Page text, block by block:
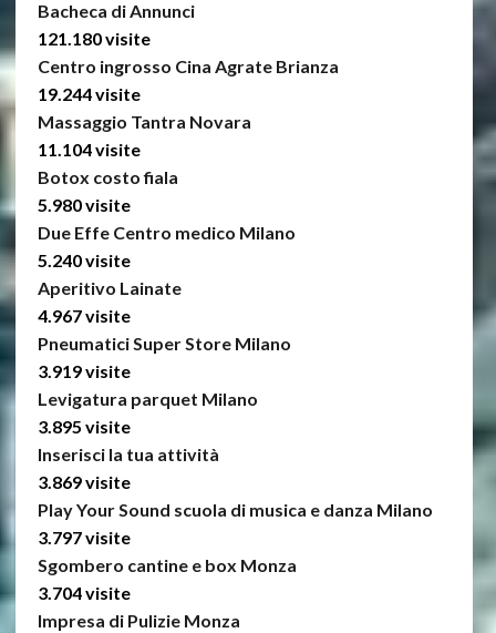
Bacheca di Annunci
121.180 visite
Centro ingrosso Cina Agrate Brianza
19.244 visite
Massaggio Tantra Novara
11.104 visite
Botox costo fiala
5.980 visite
Due Effe Centro medico Milano
5.240 visite
Aperitivo Lainate
4.967 visite
Pneumatici Super Store Milano
3.919 visite
Levigatura parquet Milano
3.895 visite
Inserisci la tua attività
3.869 visite
Play Your Sound scuola di musica e danza Milano
3.797 visite
Sgombero cantine e box Monza
3.704 visite
Impresa di Pulizie Monza